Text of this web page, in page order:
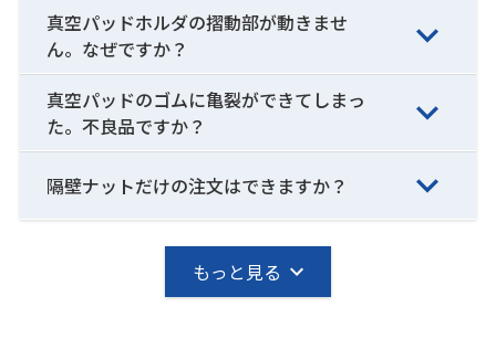
真空パッドホルダの摺動部が動きませ
ん。なぜですか？
真空パッドのゴムに亀裂ができてしまっ
た。不良品ですか？
隔壁ナットだけの注文はできますか？
もっと見る